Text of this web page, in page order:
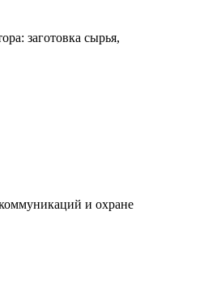
заготовка сырья,
и охране